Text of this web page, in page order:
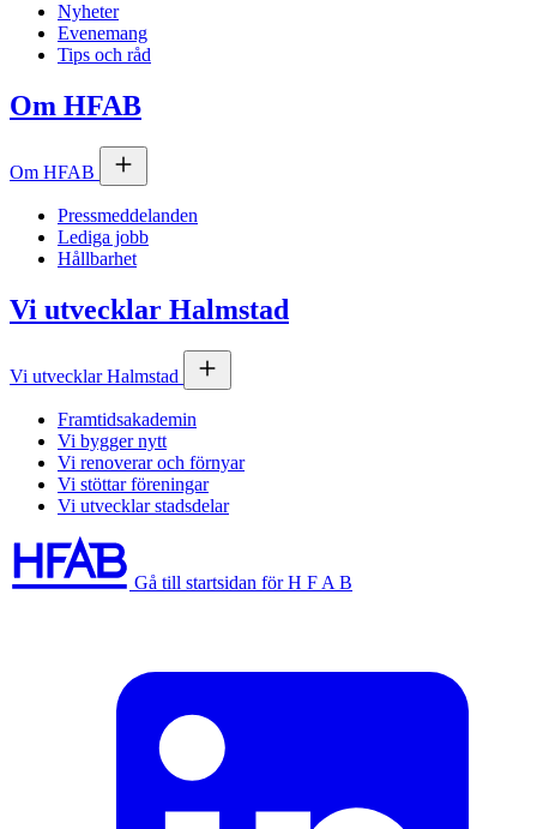
Nyheter
Evenemang
Tips och råd
Om HFAB
Om HFAB
Pressmeddelanden
Lediga jobb
Hållbarhet
Vi utvecklar Halmstad
Vi utvecklar Halmstad
Framtidsakademin
Vi bygger nytt
Vi renoverar och förnyar
Vi stöttar föreningar
Vi utvecklar stadsdelar
Gå till startsidan för H F A B